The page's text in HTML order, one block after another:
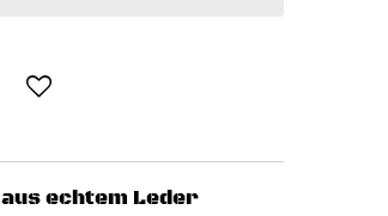
echtem Leder